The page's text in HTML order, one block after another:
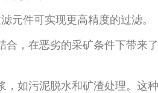
元件可实现更高精度的过滤。
，在恶劣的采矿条件下带来
，如污泥脱水和矿渣处理。这